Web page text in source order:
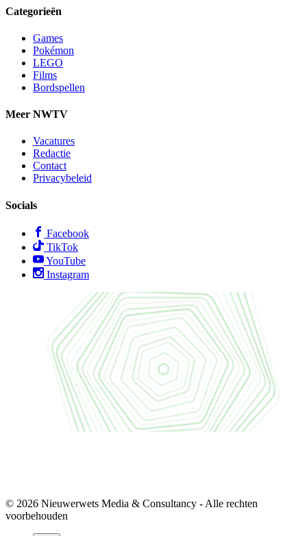
Categorieën
Games
Pokémon
LEGO
Films
Bordspellen
Meer NWTV
Vacatures
Redactie
Contact
Privacybeleid
Socials
Facebook
TikTok
YouTube
Instagram
© 2026 Nieuwerwets Media & Consultancy - Alle rechten
voorbehouden